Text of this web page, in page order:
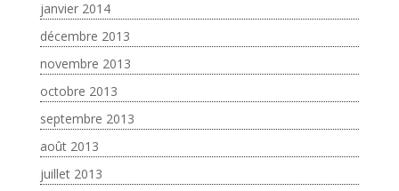
janvier 2014
décembre 2013
novembre 2013
octobre 2013
septembre 2013
août 2013
juillet 2013